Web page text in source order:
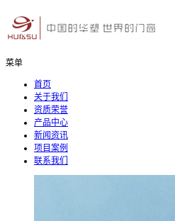
菜单
首页
关于我们
资质荣誉
产品中心
新闻资讯
项目案例
联系我们